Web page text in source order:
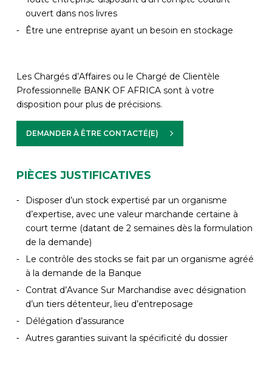
ouvert dans nos livres
Être une entreprise ayant un besoin en stockage
Les Chargés d’Affaires ou le Chargé de Clientèle
Professionnelle BANK OF AFRICA sont à votre
disposition pour plus de précisions.
DEMANDER À ÊTRE CONTACTÉ(E)
PIÈCES JUSTIFICATIVES
Disposer d’un stock expertisé par un organisme
d’expertise, avec une valeur marchande certaine à
court terme (datant de 2 semaines dès la formulation
de la demande)
Le contrôle des stocks se fait par un organisme agréé
à la demande de la Banque
Contrat d’Avance Sur Marchandise avec désignation
d’un tiers détenteur, lieu d’entreposage
Délégation d’assurance
Autres garanties suivant la spécificité du dossier